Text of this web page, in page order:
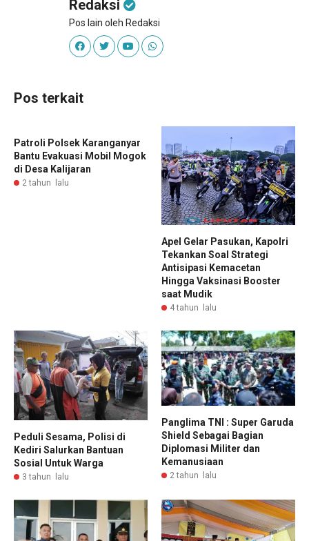
Redaksi
Pos lain oleh Redaksi
Pos terkait
Patroli Polsek Karanganyar
Bantu Evakuasi Mobil Mogok
di Desa Kalijaran
2 tahun lalu
Apel Gelar Pasukan, Kapolri
Tekankan Soal Strategi
Antisipasi Kemacetan
Hingga Vaksinasi Booster
saat Mudik
4 tahun lalu
Peduli Sesama, Polisi di
Kediri Salurkan Bantuan
Sosial Untuk Warga
3 tahun lalu
Panglima TNI : Super Garuda
Shield Sebagai Bagian
Diplomasi Militer dan
Kemanusiaan
2 tahun lalu